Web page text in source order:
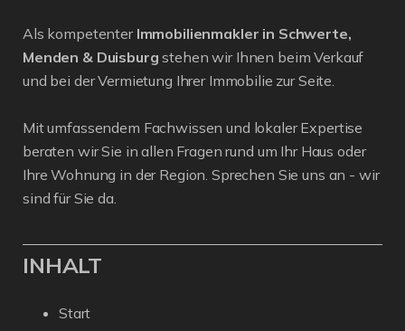
Als kompetenter Immobilienmakler in Schwerte,
Menden & Duisburg stehen wir Ihnen beim Verkauf
und bei der Vermietung Ihrer Immobilie zur Seite.
Mit umfassendem Fachwissen und lokaler Expertise
beraten wir Sie in allen Fragen rund um Ihr Haus oder
Ihre Wohnung in der Region. Sprechen Sie uns an - wir
sind für Sie da.
INHALT
Start